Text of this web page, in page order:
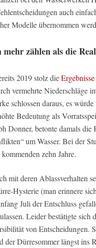
auch
Modelle übernommen
mehr zählen als die
2019 stolz die
vermehrte Niederschläge
schlossen daraus, es
Bedeutung als
Donner, betonte damals die
um Wasser. Bei der
zehn Jahre.
mit deren Ablassverhalten
Hysterie (man erinnere
Juli der Entschluss
Leider bestätigte sich
von Entscheidungen.
der Dürresommer längst ins